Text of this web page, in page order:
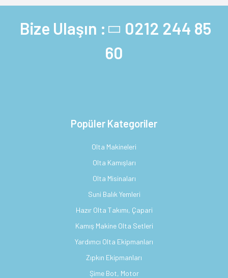
Bize Ulaşın : 0212 244 85
60
Popüler Kategoriler
Olta Makineleri
Olta Kamışları
Olta Misinaları
Suni Balık Yemleri
Hazır Olta Takımı, Çapari
Kamış Makine Olta Setleri
Yardımcı Olta Ekipmanları
Zıpkın Ekipmanları
Şime Bot, Motor